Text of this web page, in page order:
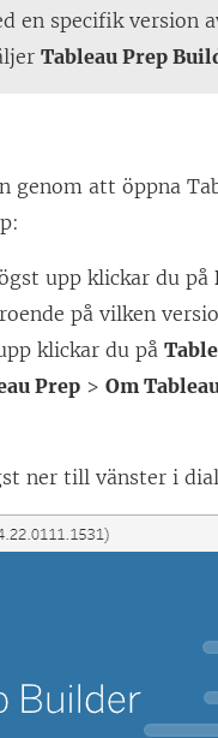
en specifik version
Tableau Prep
genom att öppna
upp klickar du på
på vilken
klickar du på
Prep >Om
ner till vänster i